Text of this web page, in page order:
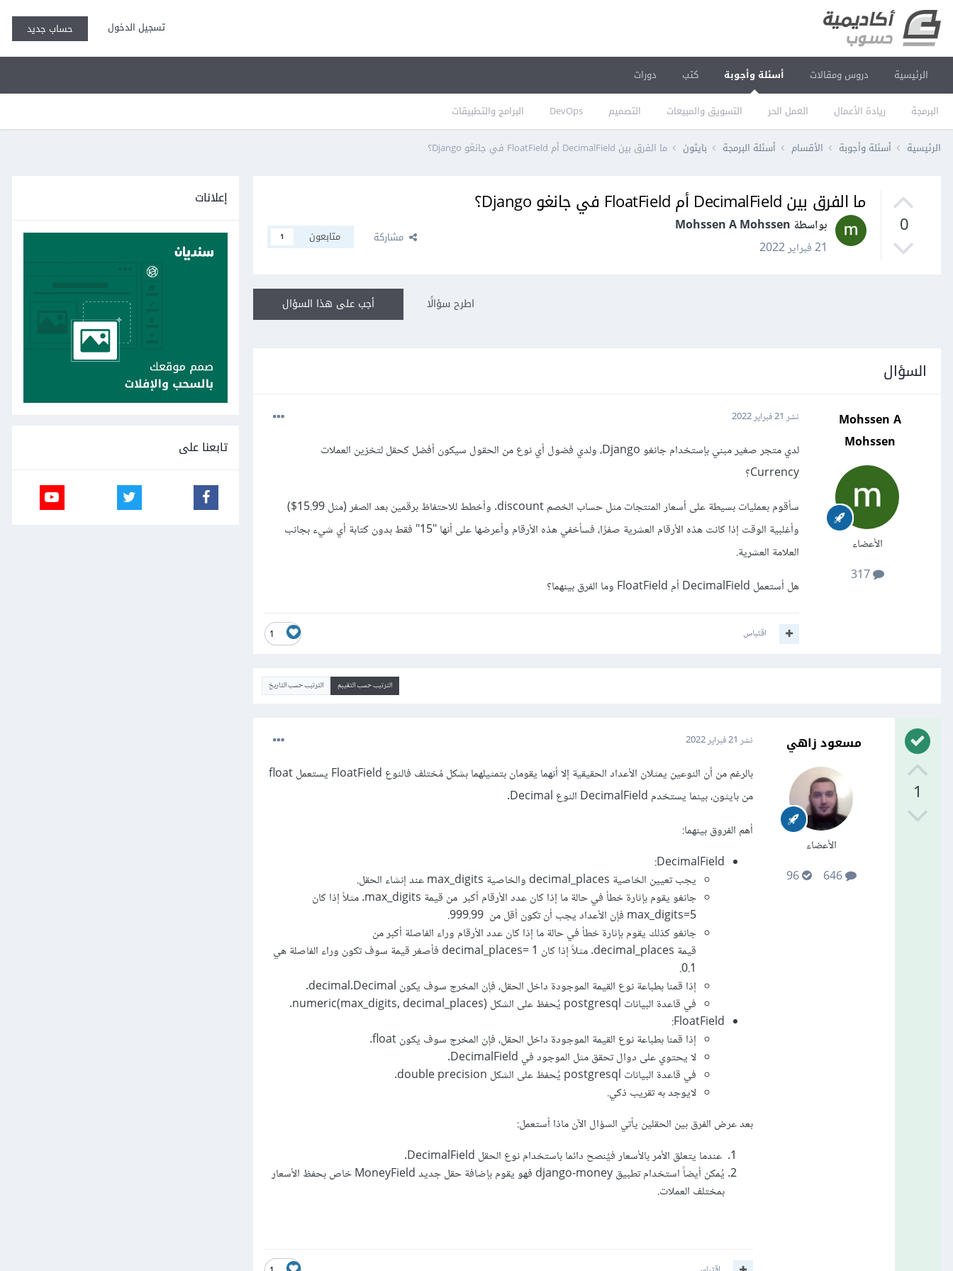
تسجيل الدخول حساب جديد
الرئيسية دروس ومقالات أسئلة وأجوبة
البرمجة ريادة الأعمال العمل الحر التسويق والمبيعات التصميم DevOps البرامج والتطبيقات
كتب دورات
الرئيسية أسئلة وأجوبة الأقسام أسئلة البرمجة بايثون ما الفرق بين DecimalField أم FloatField في جانغو Django؟
0
ما الفرق بين DecimalField أم FloatField في جانغو Django؟
بواسطة Mohssen A Mohssen
21 فبراير 2022
مشاركة متابعون 1
أجب على هذا السؤال اطرح سؤالًا
السؤال
Mohssen A
Mohssen
الأعضاء
317
نشر 21 فبراير 2022
لدي متجر صغير مبني بإستخدام جانغو Django، ولدي فضول أي نوع من الحقول سيكون أفضل كحقل لتخزين العملات
Currency؟
سأقوم بعمليات بسيطة على أسعار المنتجات مثل حساب الخصم discount. وأخطط للاحتفاظ برقمين بعد الصفر (مثل 15.99$)
وأغلبية الوقت إذا كانت هذه الأرقام العشرية صفرًا، فسأخفي هذه الأرقام وأعرضها على أنها "15" فقط بدون كتابة أي شيء بجانب
العلامة العشرية.
هل أستعمل DecimalField أم FloatField وما الفرق بينهما؟
1 اقتباس
الترتيب حسب التقييم الترتيب حسب التاريخ
1
مسعود زاهي
الأعضاء
646
96
نشر 21 فبراير 2022
بالرغم من أن النوعين يمثلان الأعداد الحقيقية إلا أنهما يقومان بتمثيلهما بشكل مُختلف فالنوع FloatField يستعمل float
من بايثون، بينما يستخدم DecimalField النوع Decimal.
أهم الفروق بينهما:
DecimalField:
يجب تعيين الخاصية decimal_places والخاصية max_digits عند إنشاء الحقل.
جانغو يقوم بإثارة خطأ في حالة ما إذا كان عدد الأرقام أكبر من قيمة max_digits. مثلاً إذا كان
max_digits=5 فإن الأعداد يجب أن تكون أقل من 999.99.
جانغو كذلك يقوم بإثارة خطأ في حالة ما إذا كان عدد الأرقام وراء الفاصلة أكبر من
قيمة decimal_places. مثلاً إذا كان decimal_places= 1 فأصغر قيمة سوف تكون وراء الفاصلة هي
0.1.
إذا قمنا بطباعة نوع القيمة الموجودة داخل الحقل، فإن المخرج سوف يكون decimal.Decimal.
في قاعدة البيانات postgresql يُحفظ على الشكل numeric(max_digits, decimal_places).
FloatField:
إذا قمنا بطباعة نوع القيمة الموجودة داخل الحقل، فإن المخرج سوف يكون float.
لا يحتوي على دوال تحقق مثل الموجود في DecimalField.
في قاعدة البيانات postgresql يُحفظ على الشكل double precision.
لايوجد به تقريب ذكي.
بعد عرض الفرق بين الحقلين يأتي السؤال الآن ماذا أستعمل:
عندما يتعلق الأمر بالأسعار فيُنصح دائما باستخدام نوع الحقل DecimalField.
يُمكن أيضاً استخدام تطبيق django-money فهو يقوم بإضافة حقل جديد MoneyField خاص بحفظ الأسعار
بمختلف العملات.
إعلانات
تابعنا على